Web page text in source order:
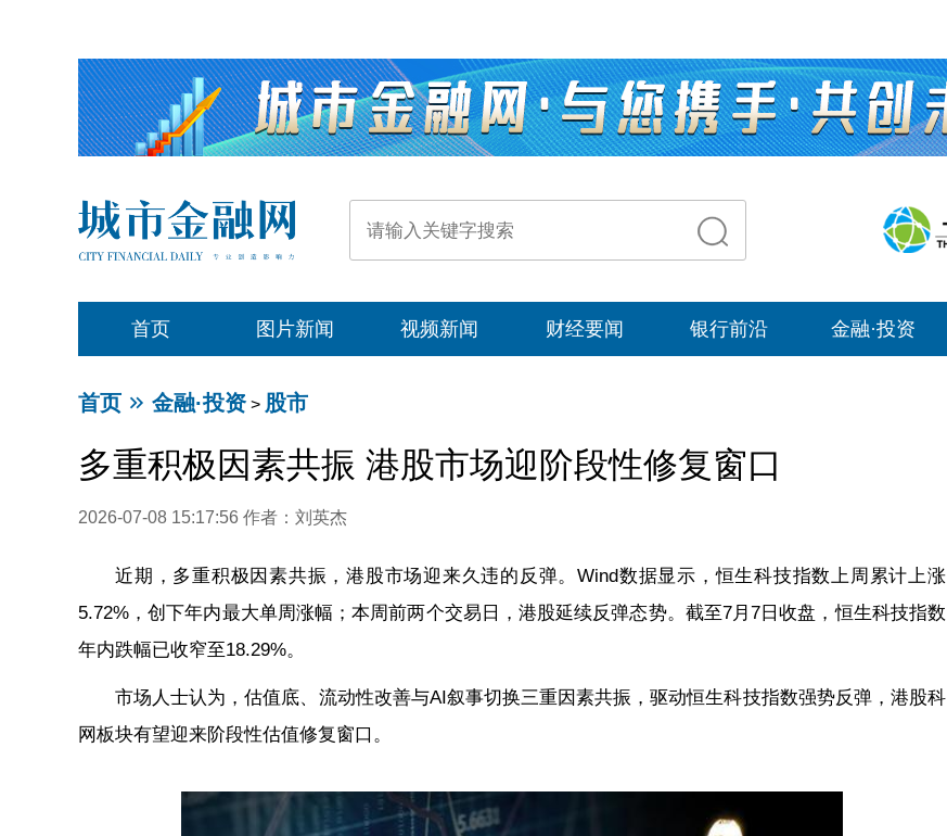
首页 图片新闻 视频新闻 财经要闻 银行前沿 金融·投资
首页 金融·投资 > 股市
多重积极因素共振 港股市场迎阶段性修复窗口
2026-07-08 15:17:56 作者：刘英杰
近期，多重积极因素共振，港股市场迎来久违的反弹。Wind数据显示，恒生科技指数上周累计上涨
5.72%，创下年内最大单周涨幅；本周前两个交易日，港股延续反弹态势。截至7月7日收盘，恒生科技指数
年内跌幅已收窄至18.29%。
市场人士认为，估值底、流动性改善与AI叙事切换三重因素共振，驱动恒生科技指数强势反弹，港股科
网板块有望迎来阶段性估值修复窗口。